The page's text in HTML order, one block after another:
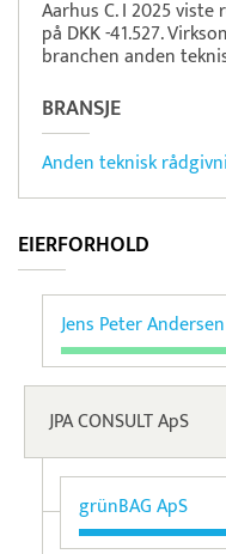
Aarhus C. I 2025
på DKK -41.527.
branchen anden
BRANSJE
Anden teknisk
EIERFORHOLD
Jens Peter Andersen
JPA CONSULT ApS
grünBAG ApS